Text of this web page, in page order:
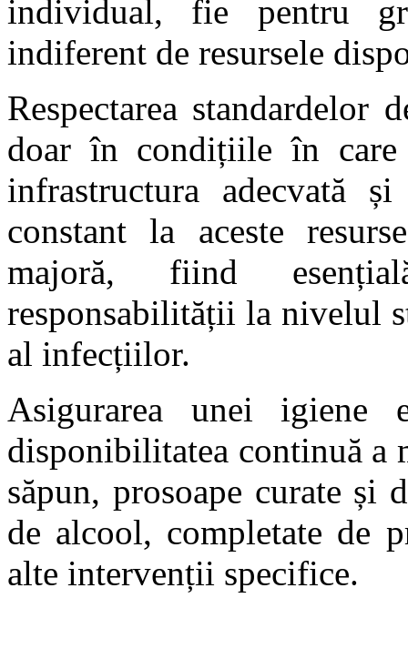
individual, fie pentru
indiferent de resursele
Respectarea
doar în condițiile în
infrastructura adecvată
constant la aceste
majoră, fiind
responsabilității la nivelul
al infecțiilor.
Asigurarea unei igiene
disponibilitatea continuă a
săpun, prosoape curate și
de alcool, completate de
alte intervenții specifice.